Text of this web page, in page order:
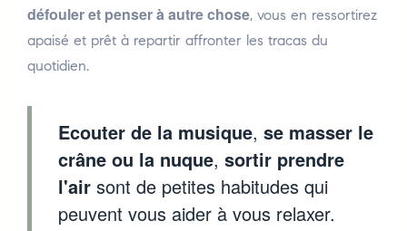
défouler et penser à autre chose, vous en ressortirez
apaisé et prêt à repartir affronter les tracas du
quotidien.
Ecouter de la musique, se masser le
crâne ou la nuque, sortir prendre
l'air sont de petites habitudes qui
peuvent vous aider à vous relaxer.